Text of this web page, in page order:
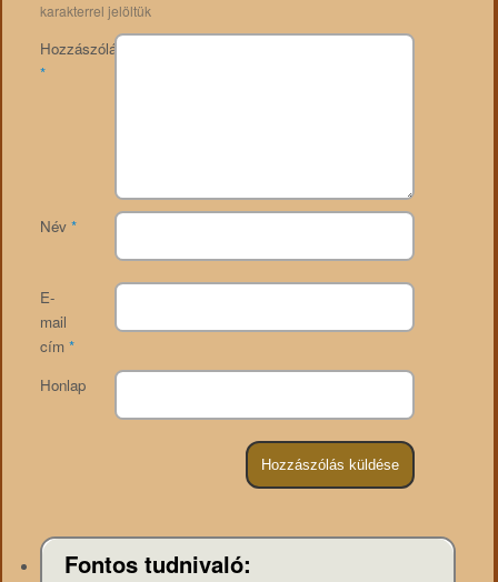
karakterrel jelöltük
Hozzászólás
*
Név *
E-
mail
cím *
Honlap
Fontos tudnivaló: